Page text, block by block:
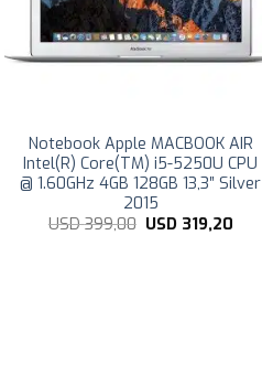
Notebook Apple MACBOOK AIR
Intel(R) Core(TM) i5-5250U CPU
@ 1.60GHz 4GB 128GB 13,3″ Silver
2015
USD399,00 El
USD 319,20